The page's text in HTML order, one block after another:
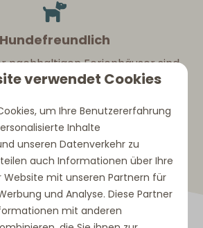
Hundefreundlich
nachhaltigen Ferienhäuser sind
. Bringen Siebis zu 2 Hunde
vielen Wanderwege und
Freilaufgebiete.
verwendet Cookies
um Ihre Benutzererfahrung
Inhalte
unseren Datenverkehr zu
auch Informationen über Ihre
Website mit unseren Partnern für
und Analyse. Diese Partner
mit anderen